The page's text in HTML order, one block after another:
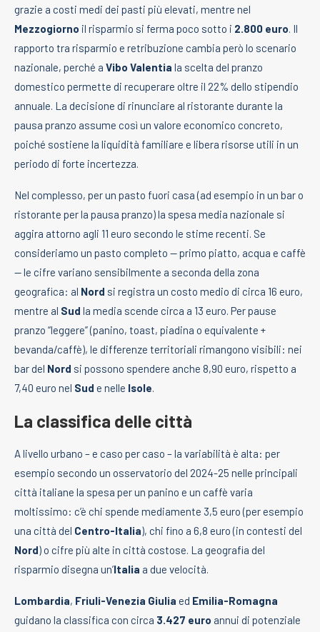
grazie a costi medi dei pasti più elevati, mentre nel
Mezzogiorno il risparmio si ferma poco sotto i 2.800 euro. Il
rapporto tra risparmio e retribuzione cambia però lo scenario
nazionale, perché a Vibo Valentia la scelta del pranzo
domestico permette di recuperare oltre il 22% dello stipendio
annuale. La decisione di rinunciare al ristorante durante la
pausa pranzo assume così un valore economico concreto,
poiché sostiene la liquidità familiare e libera risorse utili in un
periodo di forte incertezza.
Nel complesso, per un pasto fuori casa (ad esempio in un bar o
ristorante per la pausa pranzo) la spesa media nazionale si
aggira attorno agli 11 euro secondo le stime recenti. Se
consideriamo un pasto completo — primo piatto, acqua e caffè
— le cifre variano sensibilmente a seconda della zona
geografica: al Nord si registra un costo medio di circa 16 euro,
mentre al Sud la media scende circa a 13 euro. Per pause
pranzo “leggere” (panino, toast, piadina o equivalente +
bevanda/caffè), le differenze territoriali rimangono visibili: nei
bar del Nord si possono spendere anche 8,90 euro, rispetto a
7,40 euro nel Sud e nelle Isole.
La classifica delle città
A livello urbano – e caso per caso – la variabilità è alta: per
esempio secondo un osservatorio del 2024-25 nelle principali
città italiane la spesa per un panino e un caffè varia
moltissimo: c’è chi spende mediamente 3,5 euro (per esempio
una città del Centro-Italia), chi fino a 6,8 euro (in contesti del
Nord) o cifre più alte in città costose. La geografia del
risparmio disegna un’Italia a due velocità.
Lombardia, Friuli-Venezia Giulia ed Emilia-Romagna
guidano la classifica con circa 3.427 euro annui di potenziale